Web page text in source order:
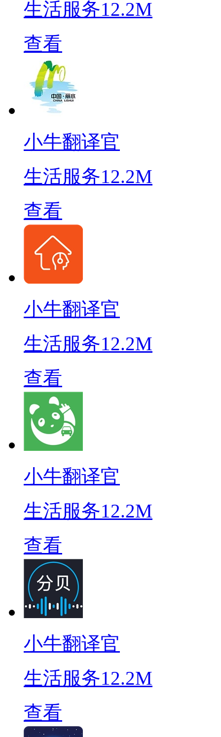
生活服务12.2M
查看
小牛翻译官
生活服务12.2M
查看
小牛翻译官
生活服务12.2M
查看
小牛翻译官
生活服务12.2M
查看
小牛翻译官
生活服务12.2M
查看